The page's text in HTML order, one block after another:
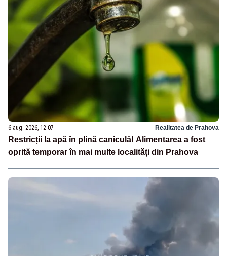
6 aug. 2026, 12:07 Realitatea de Prahova
Restricții la apă în plină caniculă! Alimentarea a fost
oprită temporar în mai multe localități din Prahova